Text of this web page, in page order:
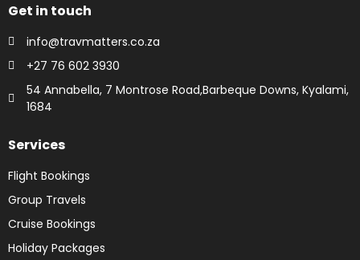
Get in touch
info@travmatters.co.za
+27 76 602 3930
54 Annabella, 7 Montrose Road,Barbeque Downs, Kyalami,
1684
Services
Flight Bookings
Group Travels
Cruise Bookings
Holiday Packages